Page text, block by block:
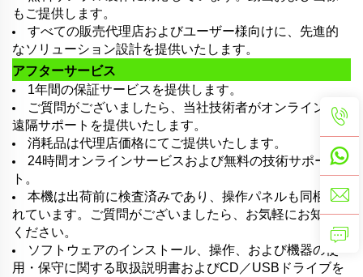
もご提供します。
すべての販売代理店およびユーザー様向けに、先進的
なソリューション設計を提供いたします。
アフターサービス
1年間の保証サービスを提供します。
ご質問がございましたら、当社技術者がオンラインで
遠隔サポートを提供いたします。
消耗品は代理店価格にてご提供いたします。
24時間オンラインサービスおよび無料の技術サポー
ト。
本機は出荷前に検査済みであり、操作パネルも同梱さ
れています。ご質問がございましたら、お気軽にお知らせ
ください。
ソフトウェアのインストール、操作、および機器の使
用・保守に関する取扱説明書およびCD／USBドライブを